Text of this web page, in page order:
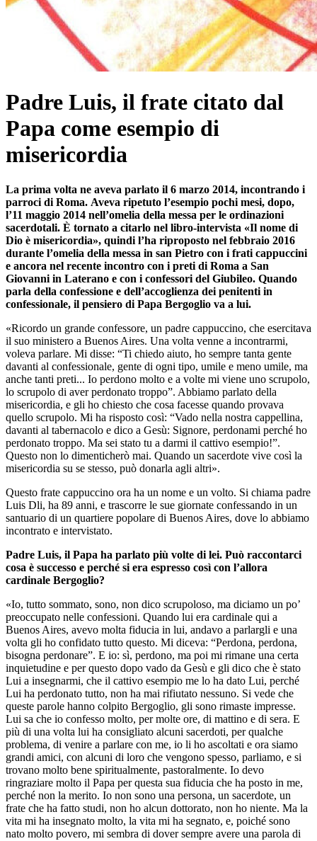
Padre Luis, il frate citato dal
Papa come esempio di
misericordia
La prima volta ne aveva parlato il 6 marzo 2014, incontrando i
parroci di Roma. Aveva ripetuto l’esempio pochi mesi, dopo,
l’11 maggio 2014 nell’omelia della messa per le ordinazioni
sacerdotali. È tornato a citarlo nel libro-intervista «Il nome di
Dio è misericordia», quindi l’ha riproposto nel febbraio 2016
durante l’omelia della messa in san Pietro con i frati cappuccini
e ancora nel recente incontro con i preti di Roma a San
Giovanni in Laterano e con i confessori del Giubileo. Quando
parla della confessione e dell’accoglienza dei penitenti in
confessionale, il pensiero di Papa Bergoglio va a lui.
«Ricordo un grande confessore, un padre cappuccino, che esercitava
il suo ministero a Buenos Aires. Una volta venne a incontrarmi,
voleva parlare. Mi disse: “Ti chiedo aiuto, ho sempre tanta gente
davanti al confessionale, gente di ogni tipo, umile e meno umile, ma
anche tanti preti... Io perdono molto e a volte mi viene uno scrupolo,
lo scrupolo di aver perdonato troppo”. Abbiamo parlato della
misericordia, e gli ho chiesto che cosa facesse quando provava
quello scrupolo. Mi ha risposto così: “Vado nella nostra cappellina,
davanti al tabernacolo e dico a Gesù: Signore, perdonami perché ho
perdonato troppo. Ma sei stato tu a darmi il cattivo esempio!”.
Questo non lo dimenticherò mai. Quando un sacerdote vive così la
misericordia su se stesso, può donarla agli altri».
Questo frate cappuccino ora ha un nome e un volto. Si chiama padre
Luis Dli, ha 89 anni, e trascorre le sue giornate confessando in un
santuario di un quartiere popolare di Buenos Aires, dove lo abbiamo
incontrato e intervistato.
Padre Luis, il Papa ha parlato più volte di lei. Può raccontarci
cosa è successo e perché si era espresso così con l’allora
cardinale Bergoglio?
«Io, tutto sommato, sono, non dico scrupoloso, ma diciamo un po’
preoccupato nelle confessioni. Quando lui era cardinale qui a
Buenos Aires, avevo molta fiducia in lui, andavo a parlargli e una
volta gli ho confidato tutto questo. Mi diceva: “Perdona, perdona,
bisogna perdonare”. E io: sì, perdono, ma poi mi rimane una certa
inquietudine e per questo dopo vado da Gesù e gli dico che è stato
Lui a insegnarmi, che il cattivo esempio me lo ha dato Lui, perché
Lui ha perdonato tutto, non ha mai rifiutato nessuno. Si vede che
queste parole hanno colpito Bergoglio, gli sono rimaste impresse.
Lui sa che io confesso molto, per molte ore, di mattino e di sera. E
più di una volta lui ha consigliato alcuni sacerdoti, per qualche
problema, di venire a parlare con me, io li ho ascoltati e ora siamo
grandi amici, con alcuni di loro che vengono spesso, parliamo, e si
trovano molto bene spiritualmente, pastoralmente. Io devo
ringraziare molto il Papa per questa sua fiducia che ha posto in me,
perché non la merito. Io non sono una persona, un sacerdote, un
frate che ha fatto studi, non ho alcun dottorato, non ho niente. Ma la
vita mi ha insegnato molto, la vita mi ha segnato, e, poiché sono
nato molto povero, mi sembra di dover sempre avere una parola di